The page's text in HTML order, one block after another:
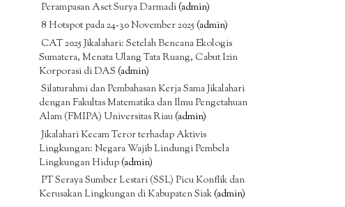
Perampasan Aset Surya Darmadi(admin)
8 Hotspot pada 24-30 November 2025(admin)
CAT 2025 Jikalahari: Setelah Bencana Ekologis
Sumatera, Menata Ulang Tata Ruang, Cabut Izin
Korporasi di DAS (admin)
Silaturahmi dan Pembahasan Kerja Sama Jikalahari
dengan Fakultas Matematika dan Ilmu Pengetahuan
Alam (FMIPA) Universitas Riau(admin)
Jikalahari Kecam Teror terhadap Aktivis
Lingkungan: Negara Wajib Lindungi Pembela
Lingkungan Hidup(admin)
PT Seraya Sumber Lestari (SSL) Picu Konflik dan
Kerusakan Lingkungan di Kabupaten Siak(admin)